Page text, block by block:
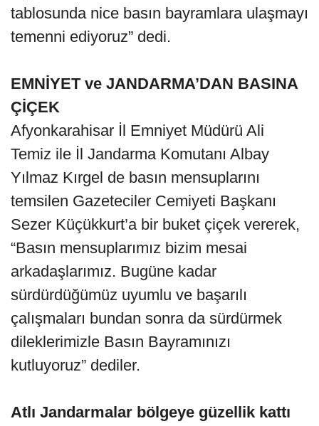
tablosunda nice basın bayramlara ulaşmayı
temenni ediyoruz” dedi.
EMNİYET ve JANDARMA’DAN BASINA
ÇİÇEK
Afyonkarahisar İl Emniyet Müdürü Ali
Temiz ile İl Jandarma Komutanı Albay
Yılmaz Kırgel de basın mensuplarını
temsilen Gazeteciler Cemiyeti Başkanı
Sezer Küçükkurt’a bir buket çiçek vererek,
“Basın mensuplarımız bizim mesai
arkadaşlarımız. Bugüne kadar
sürdürdüğümüz uyumlu ve başarılı
çalışmaları bundan sonra da sürdürmek
dileklerimizle Basın Bayramınızı
kutluyoruz” dediler.
Atlı Jandarmalar bölgeye güzellik kattı